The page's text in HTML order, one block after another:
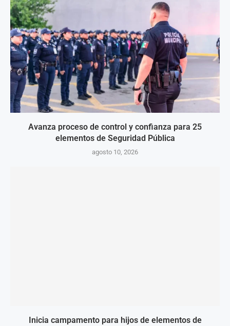
Avanza proceso de control y confianza para 25
elementos de Seguridad Pública
agosto 10, 2026
Inicia campamento para hijos de elementos de